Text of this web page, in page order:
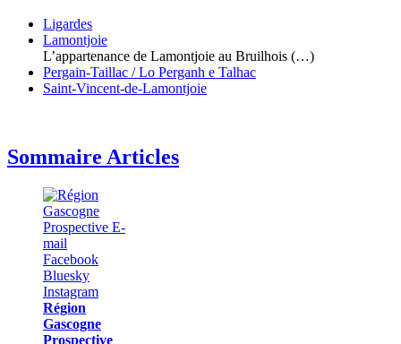
Ligardes
Lamontjoie
L’appartenance de Lamontjoie au Bruilhois (…)
Pergain-Taillac / Lo Perganh e Talhac
Saint-Vincent-de-Lamontjoie
Sommaire Articles
Région
Gascogne
Prospective